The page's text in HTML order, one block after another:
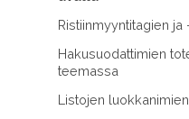
Ristiinmyyntitagien
Hakusuodattimien
teemassa
Listojen